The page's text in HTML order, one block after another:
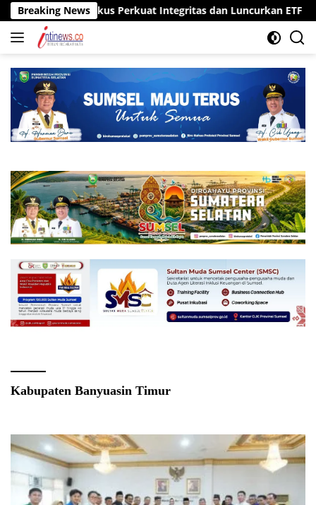
Langsung
ke
konten
Breaking News
OJK Fokus Perkuat Integritas dan Luncurkan ETF Emas
Kabupaten Banyuasin Timur